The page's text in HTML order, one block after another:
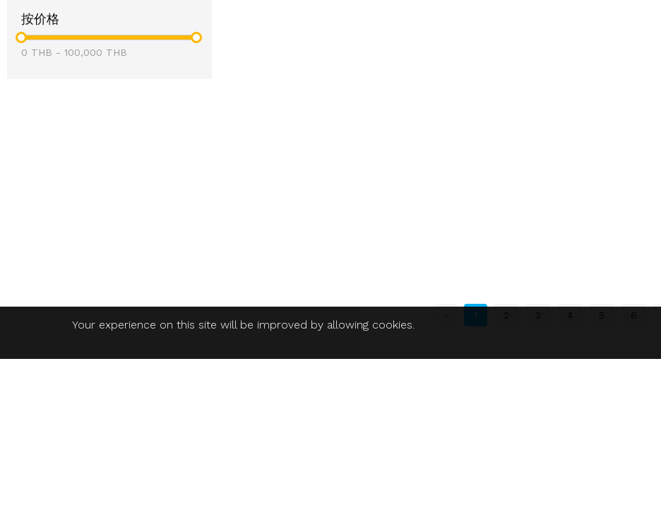
按价格
0 THB - 100,000 THB
1 3 4 5 6
Your experience on this site will be improved by allowing cookies.